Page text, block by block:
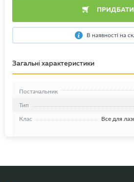
ПРИДБАТИ
В наявності на
Загальні характеристики
Постачальник
Тип
Клас
Все для